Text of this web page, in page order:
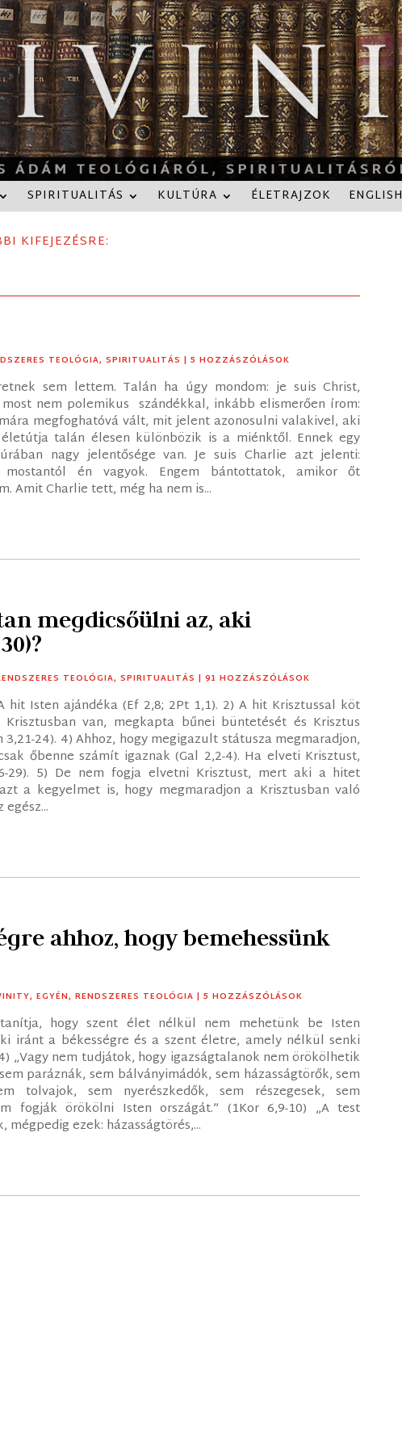
SPIRITUALITÁS KULTÚRA ÉLETRAJZOK ENGLISH
KIFEJEZÉSRE:
TEOLÓGIA,SPIRITUALITÁS | 5 HOZZÁSZÓLÁSOK
sem lettem. Talán ha úgy mondom: je suis Christ,
nem polemikus szándékkal, inkább elismerően írom:
megfoghatóvá vált, mit jelent azonosulni valakivel, aki
talán élesen különbözik is a miénktől. Ennek egy
nagy jelentősége van. Je suis Charlie azt jelenti:
mostantól én vagyok. Engem bántottatok, amikor őt
Amit Charlie tett, még ha nem is...
megdicsőülni az, aki
TEOLÓGIA,SPIRITUALITÁS | 91 HOZZÁSZÓLÁSOK
Isten ajándéka (Ef 2,8; 2Pt 1,1). 2) A hit Krisztussal köt
van, megkapta bűnei büntetését és Krisztus
24). 4) Ahhoz, hogy megigazult státusza megmaradjon,
őbenne számít igaznak (Gal 2,2-4). Ha elveti Krisztust,
29). 5) De nem fogja elvetni Krisztust, mert aki a hitet
a kegyelmet is, hogy megmaradjon a Krisztusban való
ahhoz, hogy bemehessünk
,EGYÉN,RENDSZERES TEOLÓGIA | 5 HOZZÁSZÓLÁSOK
hogy szent élet nélkül nem mehetünk be Isten
iránt a békességre és a szent életre, amely nélkül senki
„Vagy nem tudjátok, hogy igazságtalanok nem örökölhetik
paráznák, sem bálványimádók, sem házasságtörők, sem
tolvajok, sem nyerészkedők, sem részegesek, sem
fogják örökölni Isten országát.” (1Kor 6,9-10) „A test
ezek: házasságtörés,...